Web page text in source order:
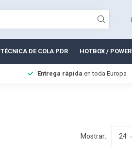
TÉCNICA DE COLA PDR HOTBOX /
Entrega rápida en toda Europa
Mostrar: